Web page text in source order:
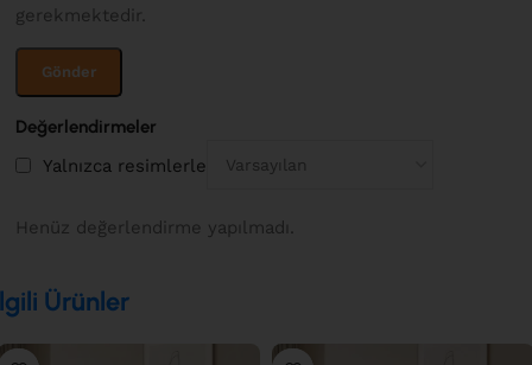
Değerlendirmeler
Yalnızca resimlerle
Henüz değerlendirme yapılmadı.
gerekmektedir.
Ürünler